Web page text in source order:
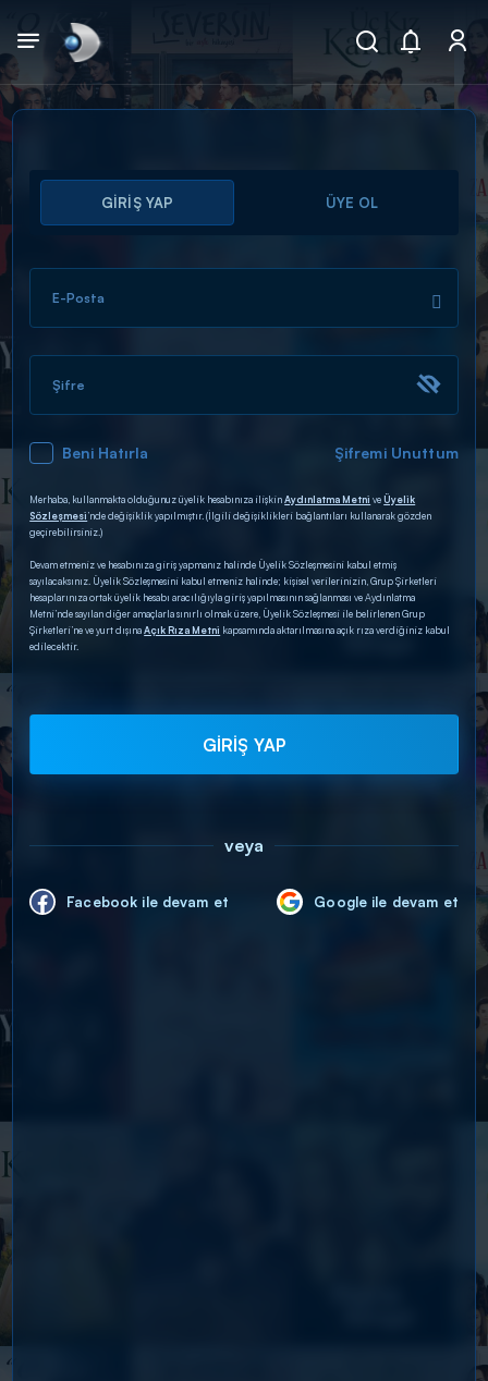
Arama
ARAMA SONUÇLARI
DİĞER SONUÇLAR
GİRİŞ YAP ÜYE OL
E-Posta
Şifre
Beni Hatırla Şifremi Unuttum
Merhaba, kullanmakta olduğunuz üyelik hesabınıza ilişkinAydınlatma Metni veÜyelik
Sözleşmesi’nde değişiklik yapılmıştır. (İlgili değişiklikleri bağlantıları kullanarak gözden
geçirebilirsiniz.)
Devam etmeniz ve hesabınıza giriş yapmanız halinde Üyelik Sözleşmesini kabul etmiş
sayılacaksınız. Üyelik Sözleşmesini kabul etmeniz halinde; kişisel verilerinizin, Grup Şirketleri
hesaplarınıza ortak üyelik hesabı aracılığıyla giriş yapılmasının sağlanması ve Aydınlatma
Metni’nde sayılan diğer amaçlarla sınırlı olmak üzere, Üyelik Sözleşmesi ile belirlenen Grup
Şirketleri’ne ve yurt dışınaAçık Rıza Metni kapsamında aktarılmasına açık rıza verdiğiniz kabul
edilecektir.
GİRİŞ YAP
veya
Facebook ile devam et Google ile devam et